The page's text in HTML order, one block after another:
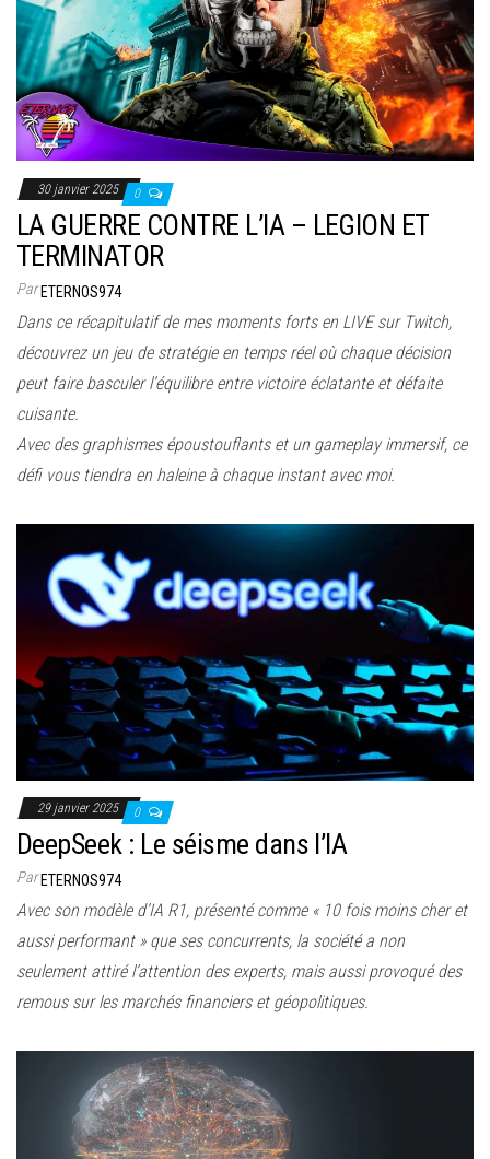
30 janvier 2025 0
LA GUERRE CONTRE L’IA – LEGION ET
TERMINATOR
ParETERNOS974
Dans ce récapitulatif de mes moments forts en LIVE sur Twitch,
découvrez un jeu de stratégie en temps réel où chaque décision
peut faire basculer l’équilibre entre victoire éclatante et défaite
cuisante.
Avec des graphismes époustouflants et un gameplay immersif, ce
défi vous tiendra en haleine à chaque instant avec moi.
29 janvier 2025 0
DeepSeek : Le séisme dans l’IA
ParETERNOS974
Avec son modèle d’IA R1, présenté comme « 10 fois moins cher et
aussi performant » que ses concurrents, la société a non
seulement attiré l’attention des experts, mais aussi provoqué des
remous sur les marchés financiers et géopolitiques.